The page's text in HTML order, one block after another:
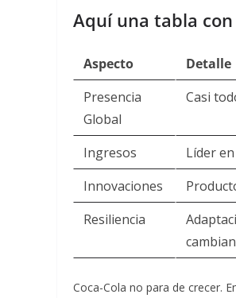
Aquí una tabla
Aspecto Detalle
Presencia
Global
Casi
Ingresos
Líder
Innovaciones
Resiliencia
Coca-Cola no para de crecer.